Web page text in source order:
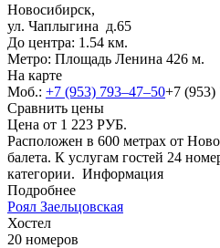
Новосибирск,
ул. Чаплыгина д.65
До центра: 1.54 км.
Метро: Площадь Ленина 426 м.
На карте
Моб.: +7 (953) 793–47–50+7 (953)
Сравнить цены
Цена от 1 223 РУБ.
Расположен в 600 метрах от
балета. К услугам гостей 24
категории. Информация
Подробнее
Роял Заельцовская
Хостел
20 номеров